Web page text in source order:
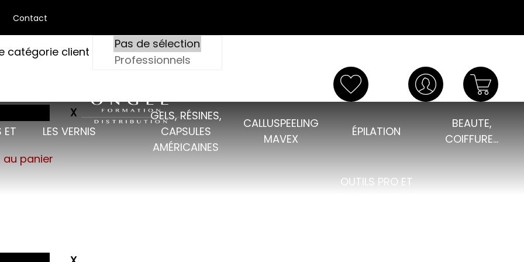
Contact
catégorie client
panier
ET
LES VERNIS
GELS, RÉSINES,
CAPSULES
AMÉRICAINES
CALLUSPEELING
MAVEX
ÉPILATION
BEAUTE,
COIFFURE...
OUTILS PRO ET